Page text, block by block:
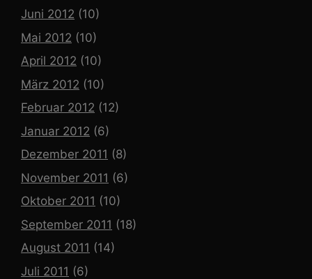
Juni 2012 (10)
Mai 2012 (10)
April 2012 (10)
März 2012 (10)
Februar 2012 (12)
Januar 2012 (6)
Dezember 2011 (8)
November 2011 (6)
Oktober 2011 (10)
September 2011 (18)
August 2011 (14)
Juli 2011 (6)